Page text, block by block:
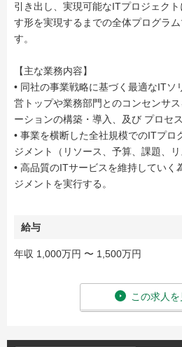
引き出し、実現可能なITプロジェク
す形を実現するまでの全体プログラ
す。
【主な業務内容】
• 同社の事業戦略に基づく最適なITソ
営トップや業務部門とのコンセンサ
ーションの構築・導入、及び プロセ
• 事業を横断した全社規模でのITプロ
ジメント（リソース、予算、課題、リ
• 高品質のITサービスを維持していく
ジメントを実行する。
給与
年収 1,000万円 〜 1,500万円
この求人を